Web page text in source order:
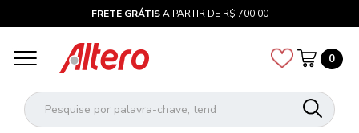
FRETE GRÁTISA PARTIR DE R$ 700,00
0